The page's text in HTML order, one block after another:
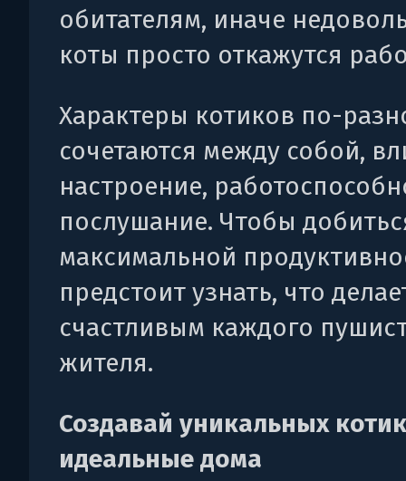
обитателям, иначе
коты просто откажутся
Характеры котиков по-
сочетаются между собой,
настроение,
послушание. Чтобы
максимальной
предстоит узнать, что
счастливым каждого
жителя.
Создавай уникальных
идеальные дома